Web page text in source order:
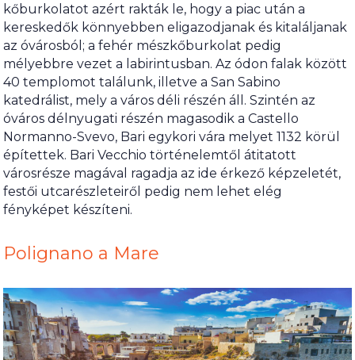
kőburkolatot azért rakták le, hogy a piac után a
kereskedők könnyebben eligazodjanak és kitaláljanak
az óvárosból; a fehér mészkőburkolat pedig
mélyebbre vezet a labirintusban. Az ódon falak között
40 templomot találunk, illetve a San Sabino
katedrálist, mely a város déli részén áll. Szintén az
óváros délnyugati részén magasodik a Castello
Normanno-Svevo, Bari egykori vára melyet 1132 körül
építettek. Bari Vecchio történelemtől átitatott
városrésze magával ragadja az ide érkező képzeletét,
festői utcarészleteiről pedig nem lehet elég
fényképet készíteni.
Polignano a Mare